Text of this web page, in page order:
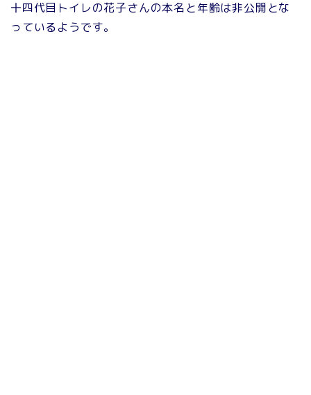
十四代目トイレの花子さんの本名と年齢は非公開とな
っているようです。